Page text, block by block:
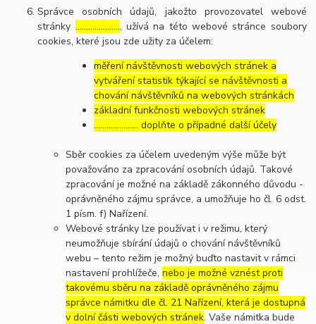
Správce osobních údajů, jakožto provozovatel webové
stránky …………………, užívá na této webové stránce soubory
cookies, které jsou zde užity za účelem:
měření návštěvnosti webových stránek a
vytváření statistik týkající se návštěvnosti a
chování návštěvníků na webových stránkách
základní funkčnosti webových stránek
………………… doplňte o případné další účely
Sběr cookies za účelem uvedeným výše může být
považováno za zpracování osobních údajů. Takové
zpracování je možné na základě zákonného důvodu -
oprávněného zájmu správce, a umožňuje ho čl. 6 odst.
1 písm. f) Nařízení.
Webové stránky lze používat i v režimu, který
neumožňuje sbírání údajů o chování návštěvníků
webu – tento režim je možný buďto nastavit v rámci
nastavení prohlížeče,nebo je možné vznést proti
takovému sběru na základě oprávněného zájmu
správce námitku dle čl. 21 Nařízení, která je dostupná
v dolní části webových stránek. Vaše námitka bude